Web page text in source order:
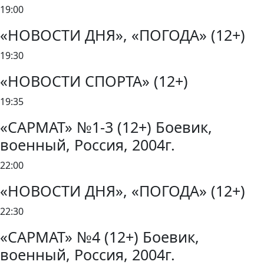
19:00
«НОВОСТИ ДНЯ», «ПОГОДА» (12+)
19:30
«НОВОСТИ СПОРТА» (12+)
19:35
«САРМАТ» №1-3 (12+) Боевик,
военный, Россия, 2004г.
22:00
«НОВОСТИ ДНЯ», «ПОГОДА» (12+)
22:30
«САРМАТ» №4 (12+) Боевик,
военный, Россия, 2004г.